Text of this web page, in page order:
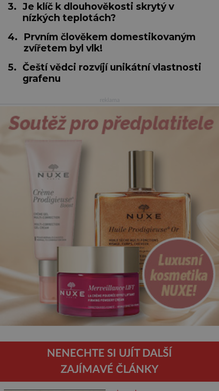
3. Je klíč k dlouhověkosti skrytý v
nízkých teplotách?
4.
Prvním člověkem domestikovaným
zvířetem byl vlk!
5. Čeští vědci rozvíjí unikátní vlastnosti
grafenu
NENECHTE SI UJÍT DALŠÍ
ZAJÍMAVÉ ČLÁNKY